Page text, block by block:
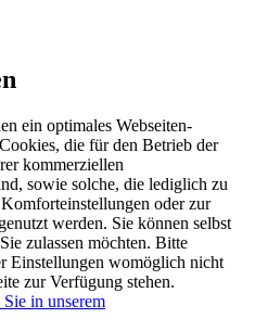
ein optimales Webseiten-
die für den Betrieb der
kommerziellen
sowie solche, die lediglich zu
oder zur
werden. Sie können selbst
zulassen möchten. Bitte
Einstellungen womöglich nicht
zur Verfügung stehen.
in unserem